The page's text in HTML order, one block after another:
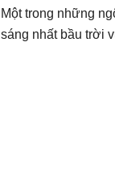
Một trong những
sáng nhất bầu trời